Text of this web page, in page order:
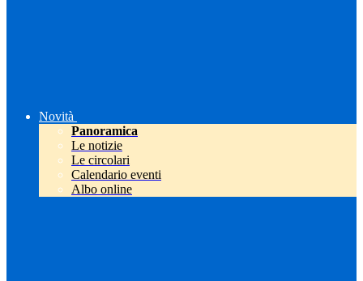
Novità
Panoramica
Le notizie
Le circolari
Calendario eventi
Albo online